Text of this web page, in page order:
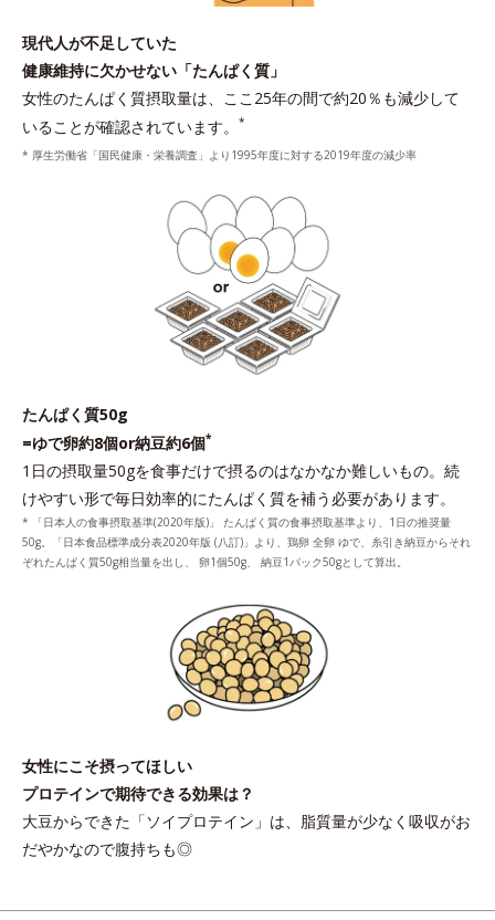
現代人が不足していた
健康維持に欠かせない「たんぱく質」
女性のたんぱく質摂取量は、ここ25年の間で約20％も減少して
いることが確認されています。
*
* 厚生労働省「国民健康・栄養調査」より1995年度に対する2019年度の減少率
たんぱく質50g
=ゆで卵約8個or納豆約6個*
1日の摂取量50gを食事だけで摂るのはなかなか難しいもの。続
けやすい形で毎日効率的にたんぱく質を補う必要があります。
* 「日本人の食事摂取基準(2020年版)」 たんぱく質の食事摂取基準より、1日の推奨量
50g。「日本食品標準成分表2020年版 (八訂)」より、鶏卵 全卵 ゆで、糸引き納豆からそれ
ぞれたんぱく質50g相当量を出し、 卵1個50g、 納豆1パック50gとして算出。
女性にこそ摂ってほしい
プロテインで期待できる効果は？
大豆からできた「ソイプロテイン」は、脂質量が少なく吸収がお
だやかなので腹持ちも◎